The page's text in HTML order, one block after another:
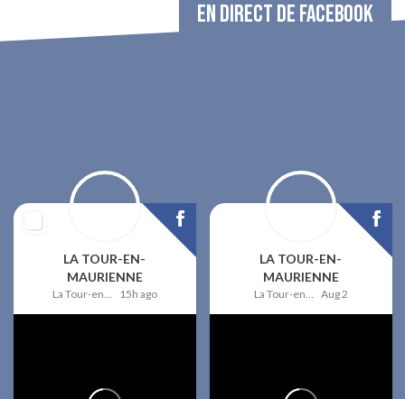
EN DIRECT DE FACEBOOK
LA TOUR-EN-
MAURIENNE
La Tour-en-Maurienne 15h ago
LA TOUR-EN-
MAURIENNE
La Tour-en-Maurienne Aug 2